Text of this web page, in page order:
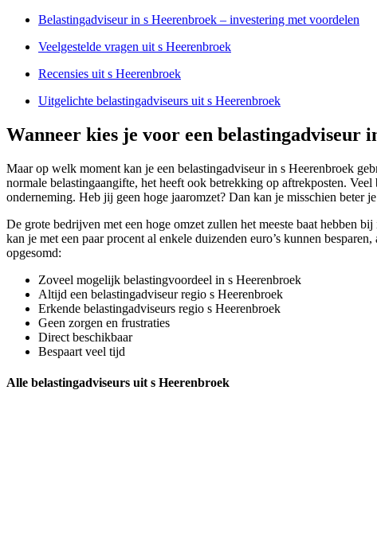
Belastingadviseur in s Heerenbroek – investering met voordelen
Veelgestelde vragen uit s Heerenbroek
Recensies uit s Heerenbroek
Uitgelichte belastingadviseurs uit s Heerenbroek
Wanneer kies je voor een belastingadviseur
Maar op welk moment kan je een belastingadviseur in s Heerenbroek
normale belastingaangifte, het heeft ook betrekking op aftrekposten.
onderneming. Heb jij geen hoge jaaromzet? Dan kan je misschien beter
De grote bedrijven met een hoge omzet zullen het meeste baat hebben
kan je met een paar procent al enkele duizenden euro’s kunnen
opgesomd:
Zoveel mogelijk belastingvoordeel in s Heerenbroek
Altijd een belastingadviseur regio s Heerenbroek
Erkende belastingadviseurs regio s Heerenbroek
Geen zorgen en frustraties
Direct beschikbaar
Bespaart veel tijd
Alle belastingadviseurs uit s Heerenbroek